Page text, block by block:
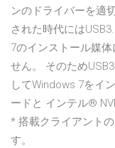
ンのドライバーを適
された時代には
7のインストール媒
せん。 そのため
してWindows 7をイ
ードと インテル®
* 搭載クライアント
す。